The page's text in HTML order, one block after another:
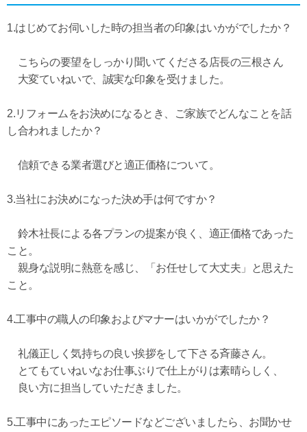
1.はじめてお伺いした時の担当者の印象はいかがでしたか？
こちらの要望をしっかり聞いてくださる店長の三根さん
大変ていねいで、誠実な印象を受けました。
2.リフォームをお決めになるとき、ご家族でどんなことを話
し合われましたか？
信頼できる業者選びと適正価格について。
3.当社にお決めになった決め手は何ですか？
鈴木社長による各プランの提案が良く、適正価格であった
こと。
親身な説明に熱意を感じ、「お任せして大丈夫」と思えた
こと。
4.工事中の職人の印象およびマナーはいかがでしたか？
礼儀正しく気持ちの良い挨拶をして下さる斉藤さん。
とてもていねいなお仕事ぶりで仕上がりは素晴らしく、
良い方に担当していただきました。
5.工事中にあったエピソードなどございましたら、お聞かせ